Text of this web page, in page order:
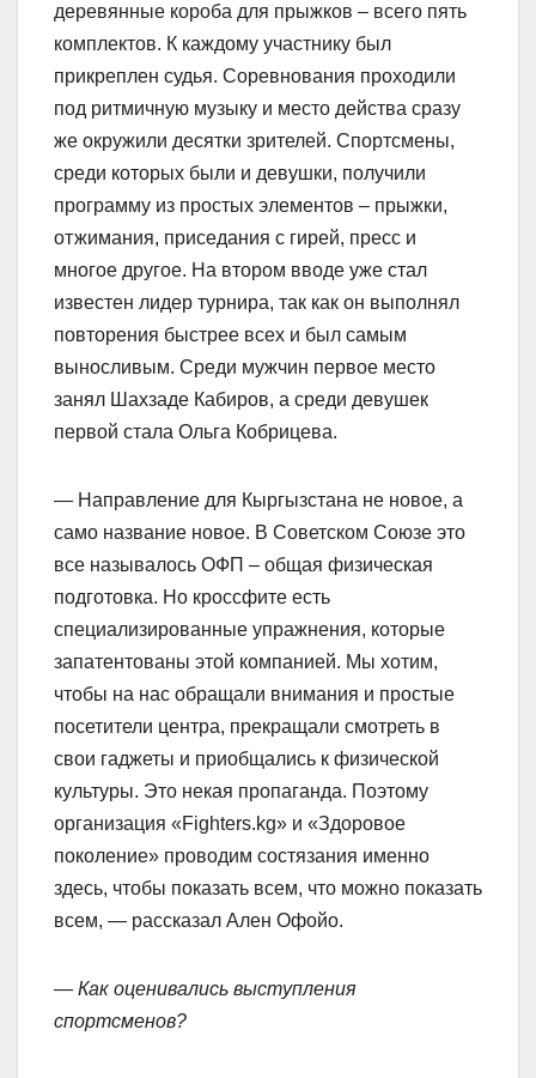
деревянные короба для прыжков – всего пять
комплектов. К каждому участнику был
прикреплен судья. Соревнования проходили
под ритмичную музыку и место действа сразу
же окружили десятки зрителей. Спортсмены,
среди которых были и девушки, получили
программу из простых элементов – прыжки,
отжимания, приседания с гирей, пресс и
многое другое. На втором вводе уже стал
известен лидер турнира, так как он выполнял
повторения быстрее всех и был самым
выносливым. Среди мужчин первое место
занял Шахзаде Кабиров, а среди девушек
первой стала Ольга Кобрицева.
— Направление для Кыргызстана не новое, а
само название новое. В Советском Союзе это
все называлось ОФП – общая физическая
подготовка. Но кроссфите есть
специализированные упражнения, которые
запатентованы этой компанией. Мы хотим,
чтобы на нас обращали внимания и простые
посетители центра, прекращали смотреть в
свои гаджеты и приобщались к физической
культуры. Это некая пропаганда. Поэтому
организация «Fighters.kg» и «Здоровое
поколение» проводим состязания именно
здесь, чтобы показать всем, что можно показать
всем, — рассказал Ален Офойо.
— Как оценивались выступления
спортсменов?